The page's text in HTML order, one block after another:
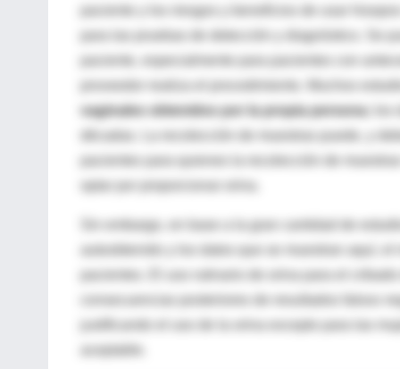
paciente y los riesgos y beneficios de usar
para las pruebas de detección y diagnóstico. Se
vaginales obtenidos por la propia persona
Sin embargo, en base a la gran cantidad de
autoobtenido y los datos que se muestran aquí,